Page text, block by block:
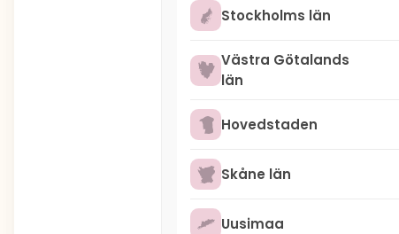
Stockholms län
Västra Götalands
län
Hovedstaden
Skåne län
Uusimaa